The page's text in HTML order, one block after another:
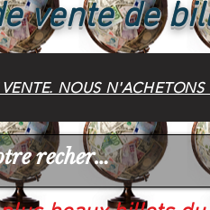
vente de
NOUS